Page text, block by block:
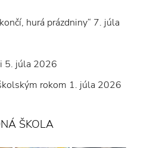
hurá prázdniny“ 7. júla
5. júla 2026
rokom 1. júla 2026
ŠKOLA